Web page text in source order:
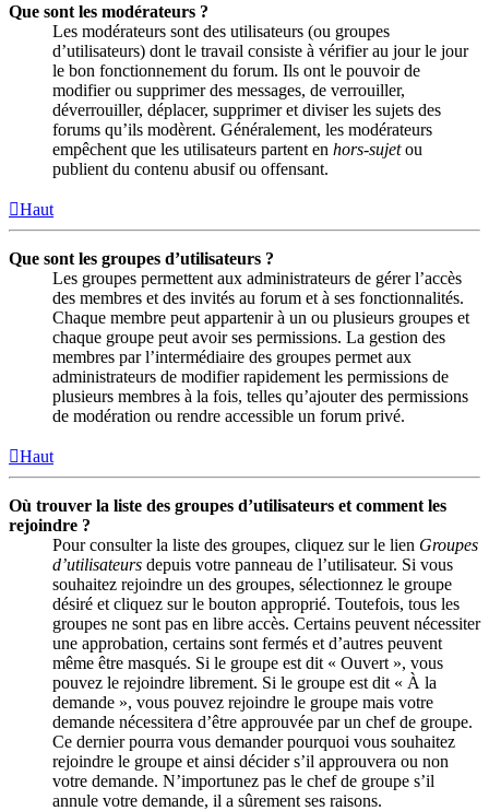
Que sont les modérateurs ?
Les modérateurs sont des utilisateurs (ou groupes
d’utilisateurs) dont le travail consiste à vérifier au jour le jour
le bon fonctionnement du forum. Ils ont le pouvoir de
modifier ou supprimer des messages, de verrouiller,
déverrouiller, déplacer, supprimer et diviser les sujets des
forums qu’ils modèrent. Généralement, les modérateurs
empêchent que les utilisateurs partent en hors-sujetou
publient du contenu abusif ou offensant.
Haut
Que sont les groupes d’utilisateurs ?
Les groupes permettent aux administrateurs de gérer l’accès
des membres et des invités au forum et à ses fonctionnalités.
Chaque membre peut appartenir à un ou plusieurs groupes et
chaque groupe peut avoir ses permissions. La gestion des
membres par l’intermédiaire des groupes permet aux
administrateurs de modifier rapidement les permissions de
plusieurs membres à la fois, telles qu’ajouter des permissions
de modération ou rendre accessible un forum privé.
Haut
Où trouver la liste des groupes d’utilisateurs et comment les
rejoindre ?
Pour consulter la liste des groupes, cliquez sur le lien Groupes
d’utilisateurs depuis votre panneau de l’utilisateur. Si vous
souhaitez rejoindre un des groupes, sélectionnez le groupe
désiré et cliquez sur le bouton approprié. Toutefois, tous les
groupes ne sont pas en libre accès. Certains peuvent nécessiter
une approbation, certains sont fermés et d’autres peuvent
même être masqués. Si le groupe est dit « Ouvert », vous
pouvez le rejoindre librement. Si le groupe est dit « À la
demande », vous pouvez rejoindre le groupe mais votre
demande nécessitera d’être approuvée par un chef de groupe.
Ce dernier pourra vous demander pourquoi vous souhaitez
rejoindre le groupe et ainsi décider s’il approuvera ou non
votre demande. N’importunez pas le chef de groupe s’il
annule votre demande, il a sûrement ses raisons.